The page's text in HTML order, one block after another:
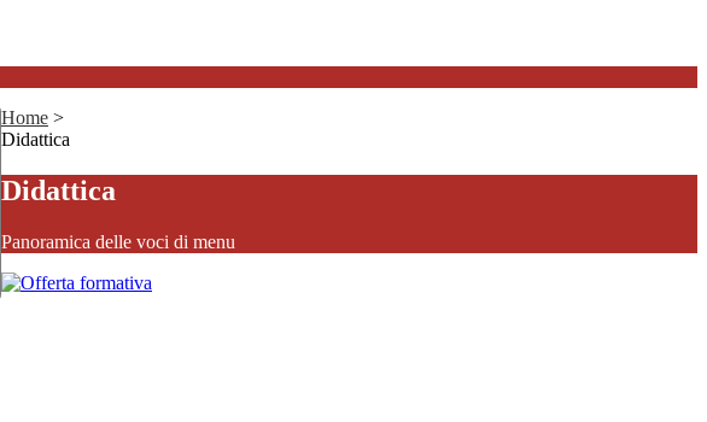
Home >
Didattica
Didattica
Panoramica delle voci di menu